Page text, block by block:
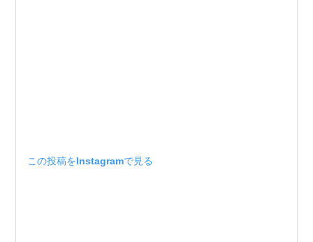
この投稿をInstagramで見る